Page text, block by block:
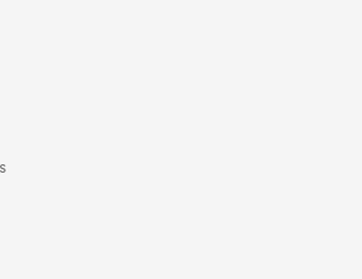
(7)
et industrielle (3)
et de services (4)
et vie publique (1)